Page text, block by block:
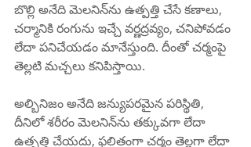
బొల్లి అనేది మెలనిన్‌ను ఉత్పత్తి చేసే కణాలు,
చర్మానికి రంగును ఇచ్చే వర్ణద్రవ్యం, చనిపోవడం
లేదా పనిచేయడం మానేస్తుంది. దీంతో చర్మంపై
తెల్లటి మచ్చలు కనిపిస్తాయి.
అల్బినిజం అనేది జన్యుపరమైన పరిస్థితి,
దీనిలో శరీరం మెలనిన్‌ను తక్కువగా లేదా
ఉత్పత్తి చేయదు, ఫలితంగా చర్మం తెల్లగా లేదా